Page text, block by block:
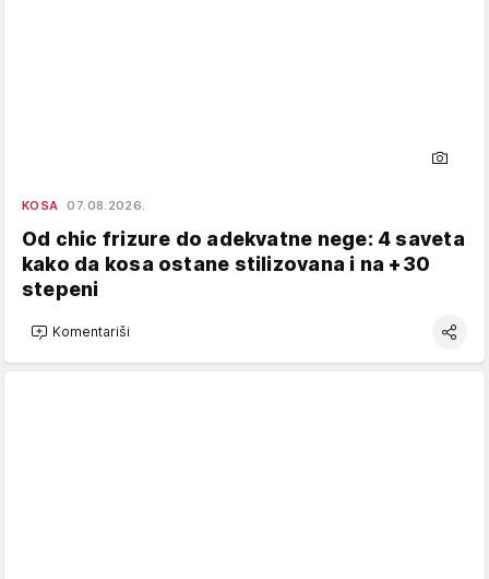
KOSA 07.08.2026.
Od chic frizure do adekvatne nege: 4 saveta
kako da kosa ostane stilizovana i na +30
stepeni
Komentariši